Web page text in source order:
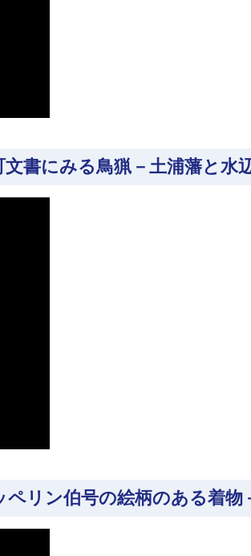
書にみる鳥猟－土浦藩と水
リン伯号の絵柄のある着物